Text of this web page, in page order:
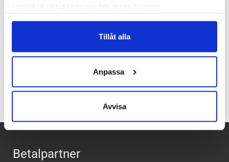
Tillåt alla
Anpassa
Avvisa
Betalpartner